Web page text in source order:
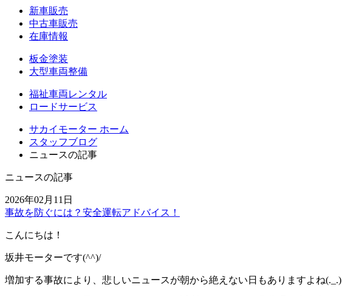
新車販売
中古車販売
在庫情報
板金塗装
大型車両整備
福祉車両レンタル
ロードサービス
サカイモーター ホーム
スタッフブログ
ニュースの記事
ニュースの記事
2026年02月11日
事故を防ぐには？安全運転アドバイス！
こんにちは！
坂井モーターです(^^)/
増加する事故により、悲しいニュースが朝から絶えない日もありますよね(._.)